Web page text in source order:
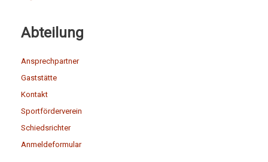
Abteilung
Ansprechpartner
Gaststätte
Kontakt
Sportförderverein
Schiedsrichter
Anmeldeformular